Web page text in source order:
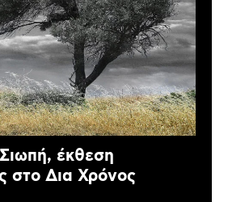
έκθεση
στο Δια Χρόνος